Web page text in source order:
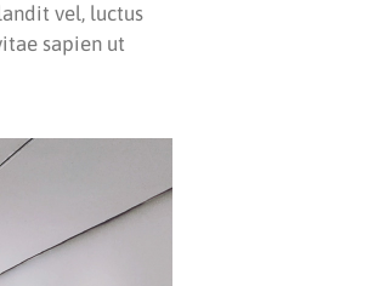
vel, luctus
sapien ut